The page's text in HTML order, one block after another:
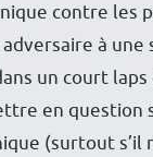
contre les
à une
un court
en question
(surtout s’il